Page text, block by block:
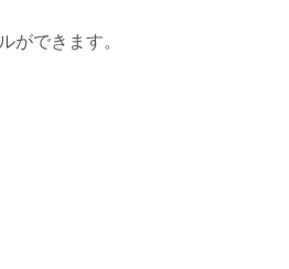
ができます。